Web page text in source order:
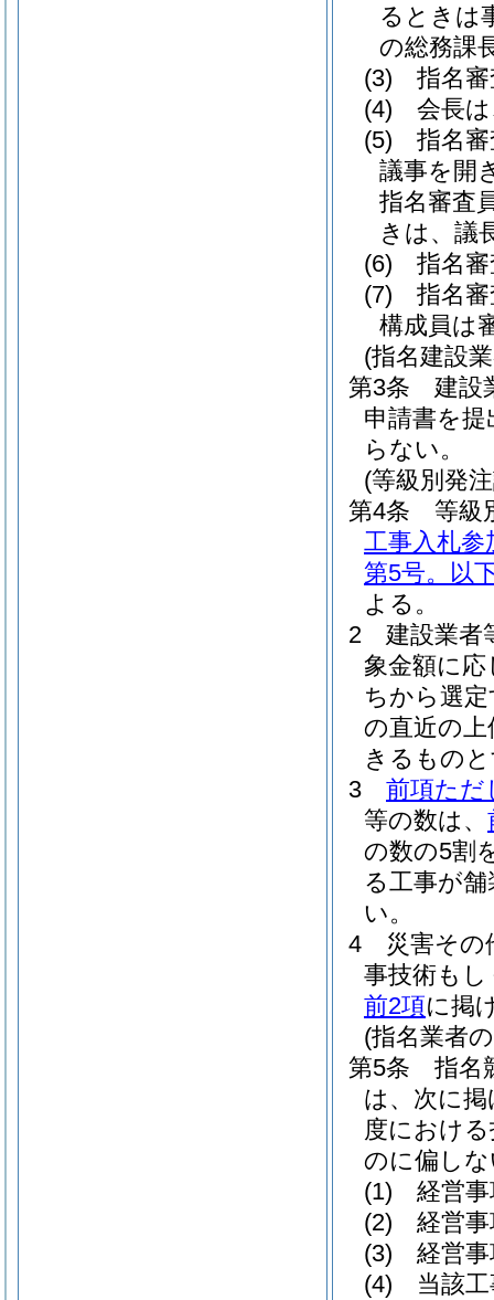
るときは
の総務課
(3)
指名
(4)
会長
(5)
指名
議事を開
指名審査
きは、議
(6)
指名
(7)
指名
構成員は
(指名建設
第3条
建設
申請書を
らない。
(等級別発
第4条
等級
工事入札参
第5号。以
よる。
2
建設業者
象金額に
ちから選
の直近の
きるもの
3
前項ただ
等の数は、
の数の5割
る工事が
い。
4
災害その
事技術も
前2項に掲
(指名業者
第5条
指名
は、次に
度におけ
のに偏し
(1)
経営
(2)
経営
(3)
経営
(4)
当該